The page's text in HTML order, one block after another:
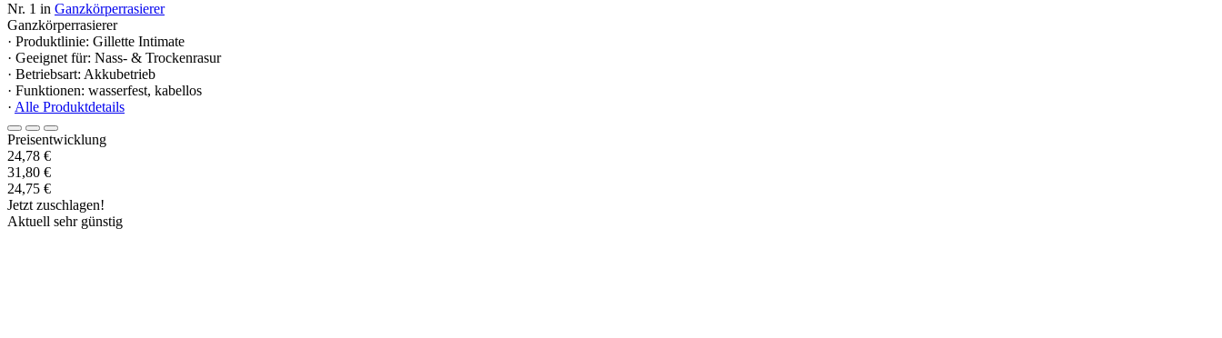
Nr. 1 in Ganzkörperrasierer
Ganzkörperrasierer
· Produktlinie: Gillette Intimate
· Geeignet für: Nass- & Trockenrasur
· Betriebsart: Akkubetrieb
· Funktionen: wasserfest, kabellos
· Alle Produktdetails
Preisentwicklung
24,78 €
31,80 €
24,75 €
Jetzt zuschlagen!
Aktuell sehr günstig